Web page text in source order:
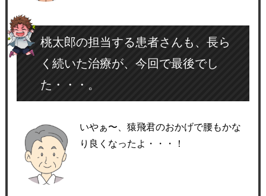
桃太郎の担当する患者さんも、長ら
く続いた治療が、今回で最後でし
た・・・。
いやぁ〜、猿飛君のおかげで腰もかな
り良くなったよ・・・！